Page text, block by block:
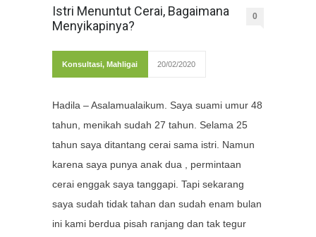
Istri Menuntut Cerai, Bagaimana
Menyikapinya?
0
Konsultasi, Mahligai 20/02/2020
Hadila – Asalamualaikum. Saya suami umur 48
tahun, menikah sudah 27 tahun. Selama 25
tahun saya ditantang cerai sama istri. Namun
karena saya punya anak dua , permintaan
cerai enggak saya tanggapi. Tapi sekarang
saya sudah tidak tahan dan sudah enam bulan
ini kami berdua pisah ranjang dan tak tegur